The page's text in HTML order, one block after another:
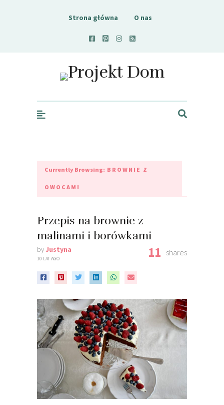
Strona główna O nas
Projekt Dom
Currently Browsing: BROWNIE Z
OWOCAMI
Przepis na brownie z
malinami i borówkami
byJustyna
10 LAT AGO 11 shares